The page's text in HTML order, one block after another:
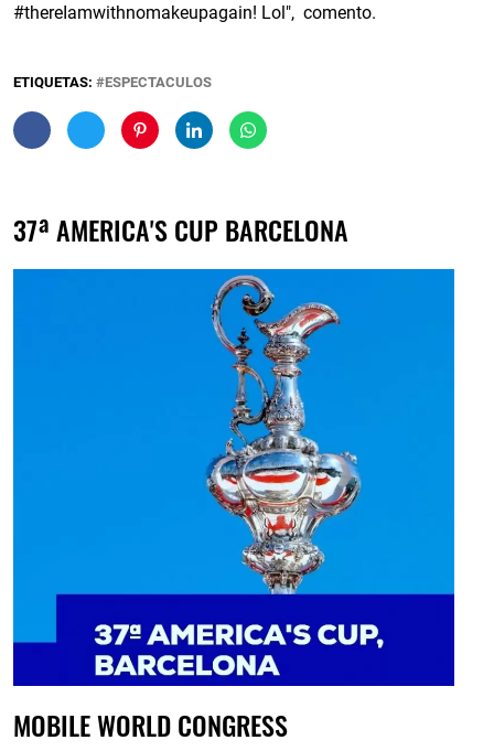
#thereIamwithnomakeupagain! Lol", comento.
ETIQUETAS: ESPECTACULOS
37ª AMERICA'S CUP BARCELONA
MOBILE WORLD CONGRESS